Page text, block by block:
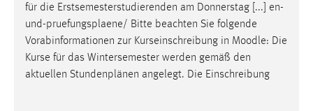
für die Erstsemesterstudierenden am Donnerstag [...] en-
und-pruefungsplaene/ Bitte beachten Sie folgende
Vorabinformationen zur Kurseinschreibung in Moodle: Die
Kurse für das Wintersemester werden gemäß den
aktuellen Stundenplänen angelegt. Die Einschreibung